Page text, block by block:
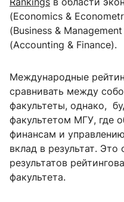
(Economics &
(Business &
(Accounting & Finance).
Международные
сравнивать между
факультеты, однако,
факультетом МГУ, где
финансам и
вклад в результат. Это
результатов
факультета.